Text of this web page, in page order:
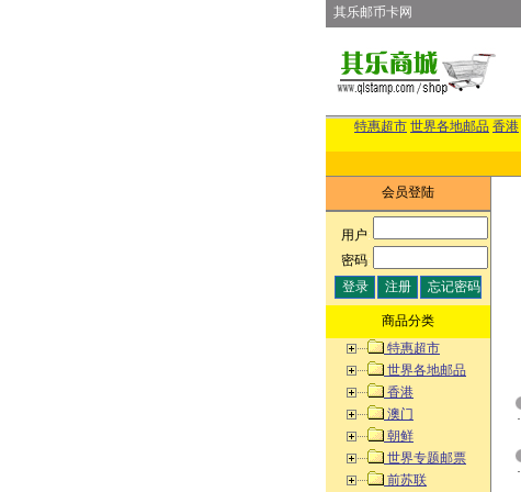
其乐邮币卡网
特惠超市 世界各地邮品 香港
会员登陆
用户:
密码:
商品分类
特惠超市
世界各地邮品
香港
澳门
朝鲜
世界专题邮票
前苏联